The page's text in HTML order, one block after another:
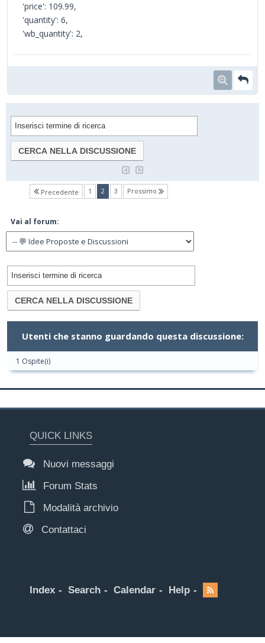
'price': 109.99,
'quantity': 6,
'wb_quantity': 2,
Precedente 1 2(current)
3 Prossimo
Vai al forum:
Utenti che stanno guardando questa discussione:
1 Ospite(i)
QUICK LINKS
Nuovi messaggi
Forum Stats
Modalità archivio
Contattaci
Index Search Calendar Help